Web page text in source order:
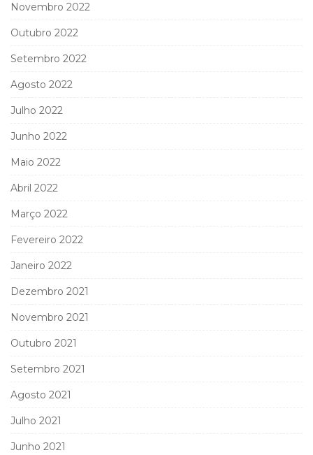
Novembro 2022
Outubro 2022
Setembro 2022
Agosto 2022
Julho 2022
Junho 2022
Maio 2022
Abril 2022
Março 2022
Fevereiro 2022
Janeiro 2022
Dezembro 2021
Novembro 2021
Outubro 2021
Setembro 2021
Agosto 2021
Julho 2021
Junho 2021